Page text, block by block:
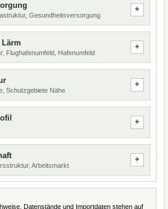
Gesundheitsversorgung
Flughafenumfeld, Hafenumfeld
Schutzgebiete Nähe
Arbeitsmarkt
Datenstände und Importdaten stehen auf